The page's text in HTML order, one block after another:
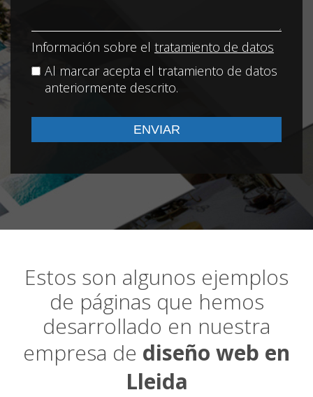
Información sobre el tratamiento de datos
Al marcar acepta el tratamiento de datos
anteriormente descrito.
Estos son algunos ejemplos
de páginas que hemos
desarrollado en nuestra
empresa de diseño web en
Lleida